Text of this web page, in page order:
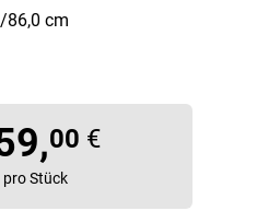
cm
00 €
pro Stück